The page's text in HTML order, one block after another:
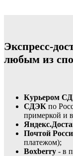
Экспресс-
любым из
Курьером
СДЭК по
примеркой и
Почтой
платежом);
Boxberry - в